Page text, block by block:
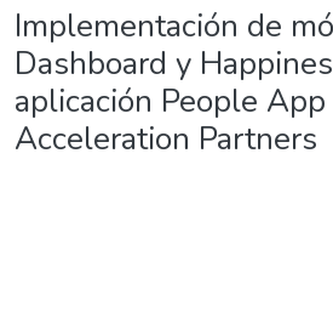
Implementación de
Dashboard y
aplicación People
Acceleration Partners